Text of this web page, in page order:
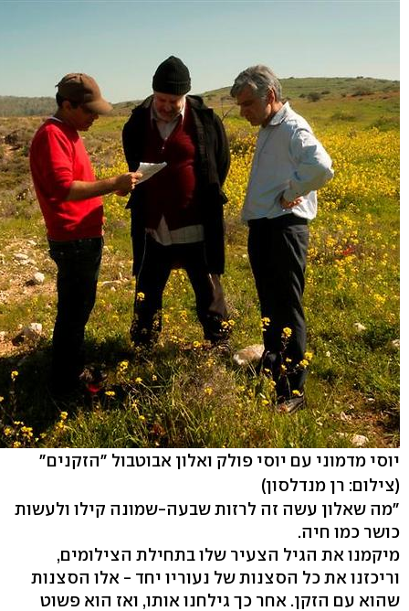
יוסי מדמוני עם יוסי פולק ואלון אבוטבול "הזקנים"
(צילום: רן מנדלסון)
"מה שאלון עשה זה לרזות שבעה-שמונה קילו ולעשות
כושר כמו חיה.
מיקמנו את הגיל הצעיר שלו בתחילת הצילומים,
וריכזנו את כל הסצנות של נעוריו יחד - אלו הסצנות
שהוא עם הזקן. אחר כך גילחנו אותו, ואז הוא פשוט